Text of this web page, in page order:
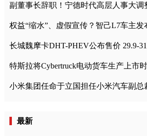
副董事长辞职！宁德时代高层人事大调
权益“缩水”、虚假宣传？智己L7车主发
长城魏摩卡DHT-PHEV公布售价 29.9-
特斯拉将Cybertruck电动货车生产上市
最新